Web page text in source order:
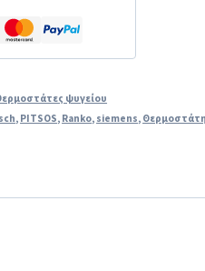
ψυγείου
, PITSOS, Ranko, siemens,